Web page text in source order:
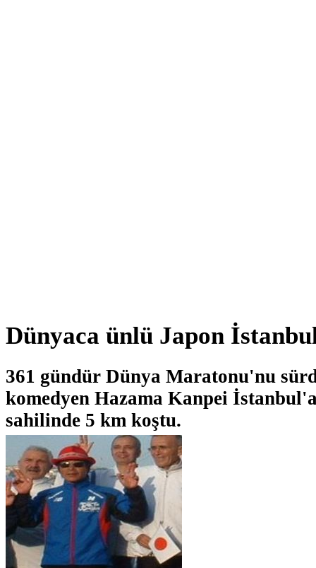
Dünyaca ünlü Japon
361 gündür Dünya Maratonu'nu
komedyen Hazama Kanpei
sahilinde 5 km koştu.